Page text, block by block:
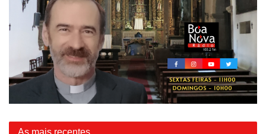
As mais recentes